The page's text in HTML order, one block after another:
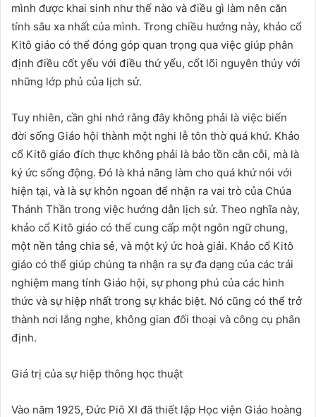
mình được khai sinh như thế nào và điều gì làm nên căn
tính sâu xa nhất của mình. Trong chiều hướng này, khảo cổ
Kitô giáo có thể đóng góp quan trọng qua việc giúp phân
định điều cốt yếu với điều thứ yếu, cốt lõi nguyên thủy với
những lớp phủ của lịch sử.
Tuy nhiên, cần ghi nhớ rằng đây không phải là việc biến
đời sống Giáo hội thành một nghi lễ tôn thờ quá khứ. Khảo
cổ Kitô giáo đích thực không phải là bảo tồn cằn cỗi, mà là
ký ức sống động. Đó là khả năng làm cho quá khứ nói với
hiện tại, và là sự khôn ngoan để nhận ra vai trò của Chúa
Thánh Thần trong việc hướng dẫn lịch sử. Theo nghĩa này,
khảo cổ Kitô giáo có thể cung cấp một ngôn ngữ chung,
một nền tảng chia sẻ, và một ký ức hoà giải. Khảo cổ Kitô
giáo có thể giúp chúng ta nhận ra sự đa dạng của các trải
nghiệm mang tính Giáo hội, sự phong phú của các hình
thức và sự hiệp nhất trong sự khác biệt. Nó cũng có thể trở
thành nơi lắng nghe, không gian đối thoại và công cụ phân
định.
Giá trị của sự hiệp thông học thuật
Vào năm 1925, Đức Piô XI đã thiết lập Học viện Giáo hoàng